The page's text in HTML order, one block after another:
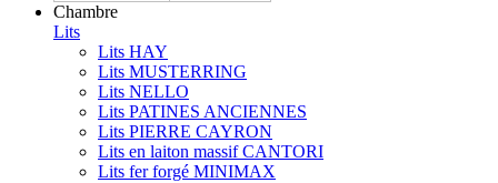
Chambre
Lits
Lits HAY
Lits MUSTERRING
Lits NELLO
Lits PATINES ANCIENNES
Lits PIERRE CAYRON
Lits en laiton massif CANTORI
Lits fer forgé MINIMAX